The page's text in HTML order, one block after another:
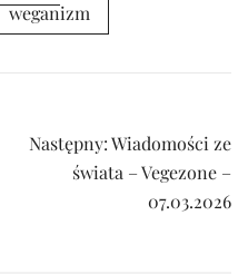
weganizm
Następny:Wiadomości ze
świata – Vegezone –
07.03.2026